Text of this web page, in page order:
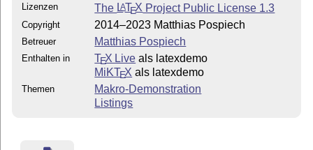
Lizenzen The LATEX Project Public License 1.3
Copyright 2014–2023 Matthias Pospiech
Betreuer Matthias Pospiech
Enthalten in TEX Live als latexdemo
MiKTEX als latexdemo
Themen
Makro-Demonstration
Listings